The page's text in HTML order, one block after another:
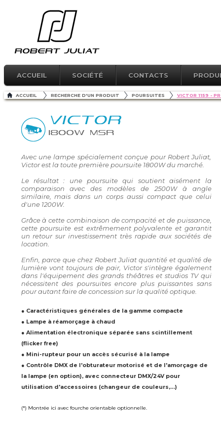
ACCUEIL SOCIÉTÉ CONTACTS
ACCUEIL RECHERCHE D'UN PRODUIT POURSUITES VICTOR 1159 -
VICTOR
1800W MSR
Avec une lampe spécialement conçue pour Robert Juliat,
Victor est la toute première poursuite 1800W du marché.
Le résultat : une poursuite qui soutient aisément la
comparaison avec des modèles de 2500W à angle
similaire, mais dans un corps aussi compact que celui
d'une 1200W.
Grâce à cette combinaison de compacité et de puissance,
cette poursuite est extrêmement polyvalente et garantit
un retour sur investissement très rapide aux sociétés de
location.
Enfin, parce que chez Robert Juliat quantité et qualité de
lumière vont toujours de pair, Victor s'intègre également
dans l'équipement des grands théâtres et studios TV qui
nécessitent des poursuites encore plus puissantes sans
pour autant faire de concession sur la qualité optique.
● Caractéristiques générales de la gamme compacte
● Lampe à réamorçage à chaud
● Alimentation électronique séparée sans scintillement
(flicker free)
● Mini-rupteur pour un accès sécurisé à la lampe
● Contrôle DMX de l'obturateur motorisé et de l'amorçage de
la lampe (en option), avec connecteur DMX/24V pour
utilisation d'accessoires (changeur de couleurs,…)
(*) Montrée ici avec fourche orientable optionnelle.